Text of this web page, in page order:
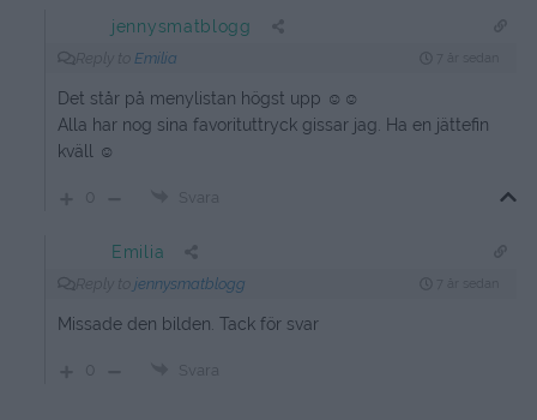
jennysmatblogg
Emilia
Det står på menylistan högst upp ☺️☺️
Alla har nog sina favorituttryck gissar jag. Ha en jättefin
kväll ☺️
0 Svara
Emilia
jennysmatblogg
Missade den bilden. Tack för svar
0 Svara